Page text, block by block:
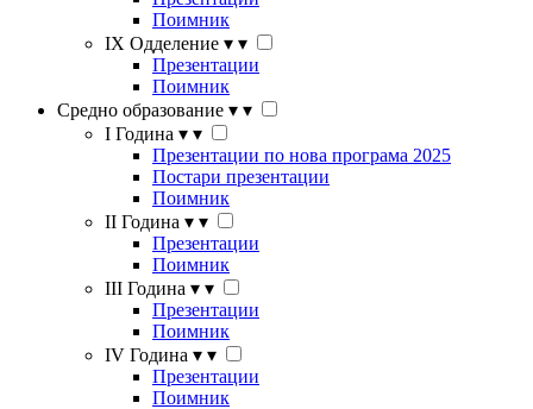
Поимник
IX Одделение ▾ ▾
Презентации
Поимник
Средно образование ▾ ▾
I Година ▾ ▾
Презентации по нова програма 2025
Постари презентации
Поимник
II Година ▾ ▾
Презентации
Поимник
III Година ▾ ▾
Презентации
Поимник
IV Година ▾ ▾
Презентации
Поимник